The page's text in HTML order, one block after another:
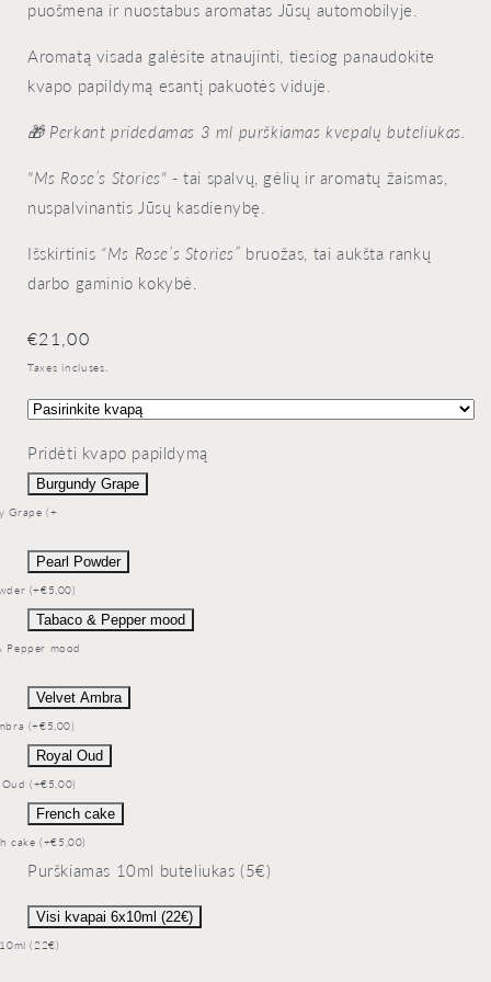
puošmena ir nuostabus aromatas Jūsų automobilyje.
Aromatą visada galėsite atnaujinti, tiesiog panaudokite
kvapo papildymą esantį pakuotės viduje.
🎁 Perkant pridedamas 3 ml purškiamas kvepalų buteliukas.
"Ms Rose’s Stories" -tai spalvų, gėlių ir aromatų žaismas,
nuspalvinantis Jūsų kasdienybę.
Išskirtinis “Ms Rose’s Stories” bruožas, tai aukšta rankų
darbo gaminio kokybė.
Prix
habituel
€21,00
Taxes incluses.
Pridėti kvapo papildymą
Burgundy Grape
Grape (+
Pearl Powder
(+€5,00)
Tabaco & Pepper mood
Pepper mood
Velvet Ambra
(+€5,00)
Royal Oud
Oud (+€5,00)
French cake
cake (+€5,00)
Purškiamas 10ml buteliukas (5€)
Visi kvapai 6x10ml (22€)
(22€)